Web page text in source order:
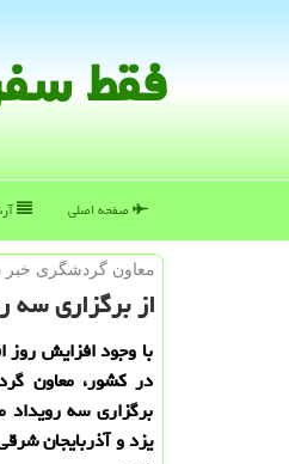
فقط
صفحه اصلی
معاون گردشگری خبر
از برگزاری سه
با وجود افزایش روز
در كشور، معاون
برگزاری سه
یزد و آذربایجان